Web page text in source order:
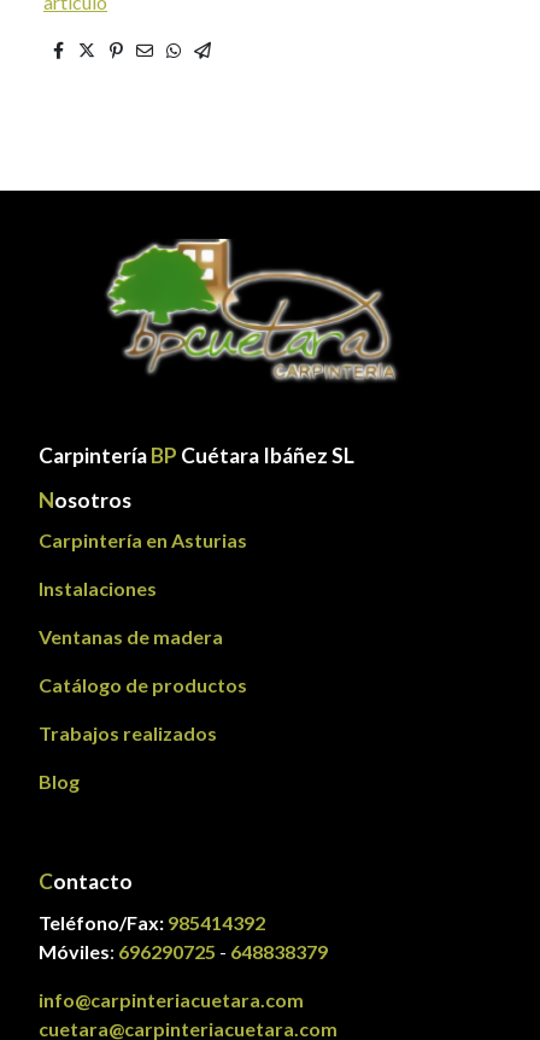
CarpinteríaBP Cuétara Ibáñez SL
Nosotros
Carpintería en Asturias
Instalaciones
Ventanas de madera
Catálogo de productos
Trabajos realizados
Blog
Contacto
Teléfono/Fax: 985414392
Móviles: 696290725 - 648838379
info@carpinteriacuetara.com
cuetara@carpinteriacuetara.com